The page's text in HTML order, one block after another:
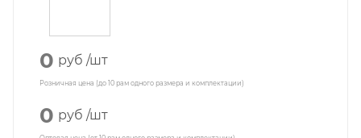
0 руб /шт
Розничная цена (до 10 рам одного размера и комплектации)
0 руб /шт